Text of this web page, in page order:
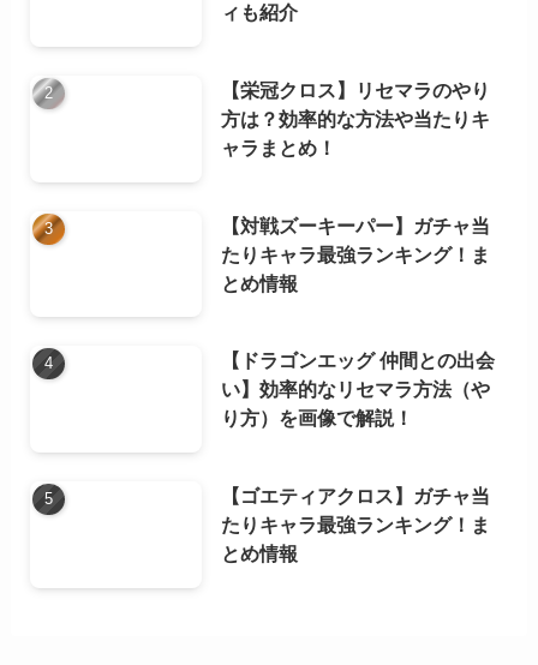
ィも紹介
【栄冠クロス】リセマラのやり
方は？効率的な方法や当たりキ
ャラまとめ！
【対戦ズーキーパー】ガチャ当
たりキャラ最強ランキング！ま
とめ情報
【ドラゴンエッグ 仲間との出会
い】効率的なリセマラ方法（や
り方）を画像で解説！
【ゴエティアクロス】ガチャ当
たりキャラ最強ランキング！ま
とめ情報